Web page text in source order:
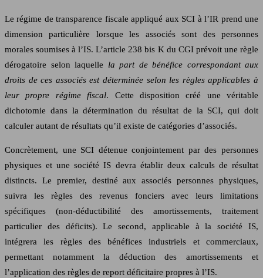
Le régime de transparence fiscale appliqué aux SCI à l’IR prend une
dimension particulière lorsque les associés sont des personnes
morales soumises à l’IS. L’article 238 bis K du CGI prévoit une règle
dérogatoire selon laquelle la part de bénéfice correspondant aux
droits de ces associés est déterminée selon les règles applicables à
leur propre régime fiscal. Cette disposition créé une véritable
dichotomie dans la détermination du résultat de la SCI, qui doit
calculer autant de résultats qu’il existe de catégories d’associés.
Concrètement, une SCI détenue conjointement par des personnes
physiques et une société IS devra établir deux calculs de résultat
distincts. Le premier, destiné aux associés personnes physiques,
suivra les règles des revenus fonciers avec leurs limitations
spécifiques (non-déductibilité des amortissements, traitement
particulier des déficits). Le second, applicable à la société IS,
intégrera les règles des bénéfices industriels et commerciaux,
permettant notamment la déduction des amortissements et
l’application des règles de report déficitaire propres à l’IS.